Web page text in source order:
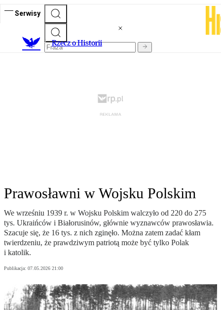
Serwisy
Rzecz o Historii
Prawosławni w Wojsku Polskim
We wrześniu 1939 r. w Wojsku Polskim walczyło od 220 do 275
tys. Ukraińców i Białorusinów, głównie wyznawców prawosławia.
Szacuje się, że 16 tys. z nich zginęło. Można zatem zadać kłam
twierdzeniu, że prawdziwym patriotą może być tylko Polak
i katolik.
Publikacja: 07.05.2026 21:00